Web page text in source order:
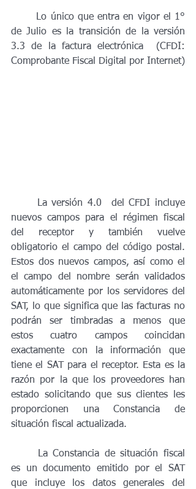
de Julio es la transición de la versión
3.3 de la factura electrónica  (CFDI:
Comprobante Fiscal Digital por Internet)
nuevos campos para el régimen fiscal
del receptor y también vuelve
obligatorio el campo del código postal.
Estos dos nuevos campos, así como el
el campo del nombre serán validados
automáticamente por los servidores del
SAT, lo que significa que las facturas no
podrán ser timbradas a menos que
estos cuatro campos coincidan
exactamente con la información que
tiene el SAT para el receptor. Esta es la
razón por la que los proveedores han
estado solicitando que sus clientes les
proporcionen una Constancia de
situación fiscal actualizada.
es un documento emitido por el SAT
que incluye los datos generales del